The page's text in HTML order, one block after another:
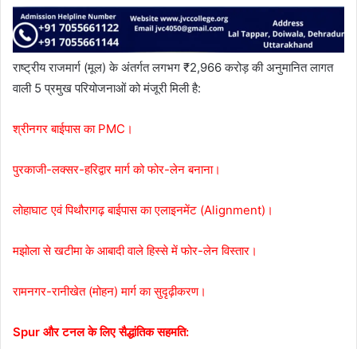
राष्ट्रीय राजमार्ग (मूल) के अंतर्गत लगभग ₹2,966 करोड़ की अनुमानित लागत
वाली 5 प्रमुख परियोजनाओं को मंजूरी मिली है:
श्रीनगर बाईपास का PMC।
पुरकाजी-लक्सर-हरिद्वार मार्ग को फोर-लेन बनाना।
लोहाघाट एवं पिथौरागढ़ बाईपास का एलाइनमेंट (Alignment)।
मझोला से खटीमा के आबादी वाले हिस्से में फोर-लेन विस्तार।
रामनगर-रानीखेत (मोहन) मार्ग का सुदृढ़ीकरण।
Spur और टनल के लिए सैद्धांतिक सहमति: